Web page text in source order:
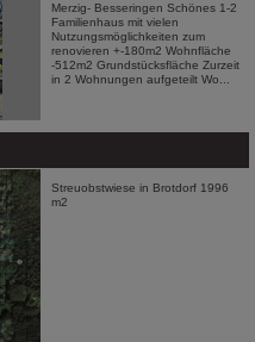
Merzig- Besseringen Schönes 1-2
Familienhaus mit vielen
Nutzungsmöglichkeiten zum
renovieren +-180m2 Wohnfläche
-512m2 Grundstücksfläche Zurzeit
in 2 Wohnungen aufgeteilt Wo...
Streuobstwiese in Brotdorf 1996
m2